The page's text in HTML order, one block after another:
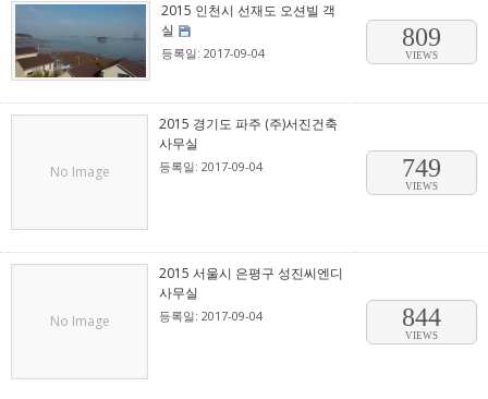
2015 인천시 선재도 오션빌 객
실
등록일: 2017-09-04
809
VIEWS
No Image
2015 경기도 파주 (주)서진건축
사무실
등록일: 2017-09-04 749
VIEWS
No Image
2015 서울시 은평구 성진씨엔디
사무실
등록일: 2017-09-04 844
VIEWS